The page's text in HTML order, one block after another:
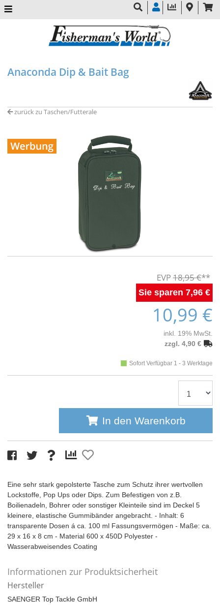
Anaconda Dip & Bait Bag
zurück zu Taschen/Futterale
18,95 €
7,96 €
10,99 €
inkl. 19% MwSt.
zzgl. 4,90 €
Sofort Verfügbar 1 - 3 Werktage
In den Warenkorb
Eine sehr stark gepolsterte Tasche zum Schutz ihrer wertvollen
Lockstoffe, Pop Ups oder Dips. Zum Befestigen von z.B.
Boilienadeln, Bohrer oder sonstiger Kleinteile sind im Deckel 5
kleinere, elastische Gummibänder angebracht. - Inhalt: 6
transparente Dosen á ca. 100 ml Fassungsvermögen - Maße: ca.
29 x 16 x 8 cm - Material 600 x 450D Polyester -
Wasserabweisendes Coating
Informationen zur Produktsicherheit
Hersteller
SAENGER Top Tackle GmbH